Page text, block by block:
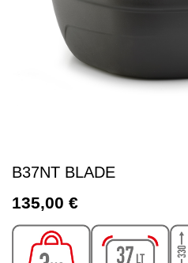
B37NT BLADE
135,00 €